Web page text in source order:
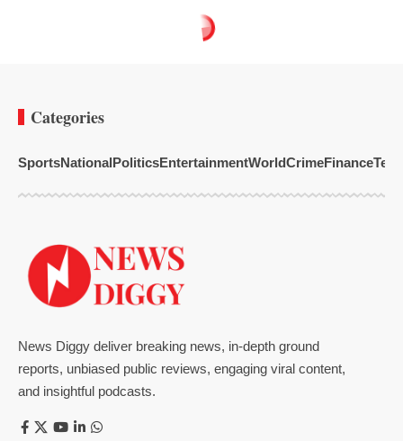
Categories
SportsNationalPoliticsEntertainmentWorldCrimeFinance
News Diggy deliver breaking news, in-depth ground
reports, unbiased public reviews, engaging viral content,
and insightful podcasts.